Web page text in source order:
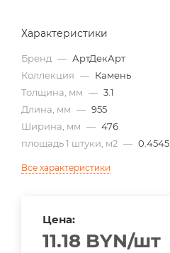
Характеристики
Бренд — АртДекАрт
Коллекция — Камень
Толщина, мм — 3.1
Длина, мм — 955
Ширина, мм — 476
площадь 1 штуки, м2 — 0.4545
Все характеристики
Цена:
11.18 BYN/шт